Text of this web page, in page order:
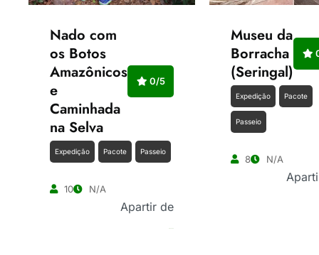
Nado com
os Botos
Amazônicos
e
Caminhada
na Selva
0/5
Expedição Pacote Passeio
10 N/A
Apartir de
Museu da
Borracha
(Seringal)
Expedição Pacote
Passeio
8 N/A